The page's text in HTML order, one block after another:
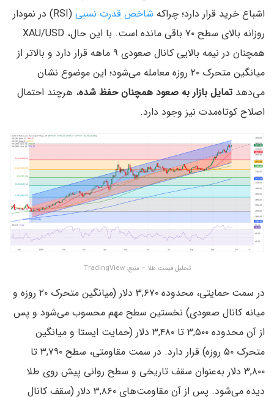
اشباع خرید قرار دارد؛ چراکه شاخص قدرت نسبی
(RSI) در نمودار
روزانه بالای سطح ۷۰ باقی مانده است. با این حال، XAU/USD
همچنان در نیمه بالایی کانال صعودی ۹ ماهه قرار دارد و بالاتر از
میانگین متحرک ۲۰ روزه معامله می‌شود؛ این موضوع نشان
می‌دهدتمایل بازار به صعود همچنان حفظ شده، هرچند احتمال
اصلاح کوتاه‌مدت نیز وجود دارد.
تحلیل قیمت طلا – منبع: TradingView
در سمت حمایتی، محدوده ۳,۶۷۰ دلار (میانگین متحرک ۲۰ روزه و
میانه کانال صعودی) نخستین سطح مهم محسوب می‌شود و پس
از آن محدوده ۳,۵۰۰ تا ۳,۴۸۰ دلار (حمایت ایستا و میانگین
متحرک ۵۰ روزه) قرار دارد. در سمت مقاومتی، سطح ۳,۷۹۰ تا
۳,۸۰۰ دلار به‌عنوان سقف تاریخی و سطح روانی پیش روی طلا
دیده می‌شود. پس از آن مقاومت‌های ۳,۸۶۰ دلار (سقف کانال